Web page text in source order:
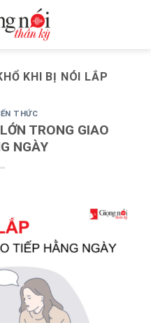
KHI BỊ NÓI LẮP
THỨC
TRONG GIAO
NGÀY